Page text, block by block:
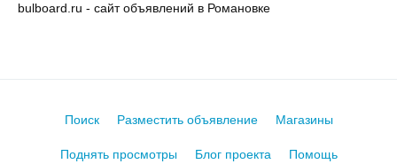
bulboard.ru - сайт объявлений в Романовке
Поиск Разместить объявление Магазины
Поднять просмотры Блог проекта
Помощь